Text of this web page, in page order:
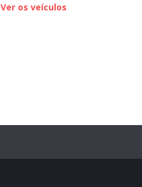
Ver os veículos